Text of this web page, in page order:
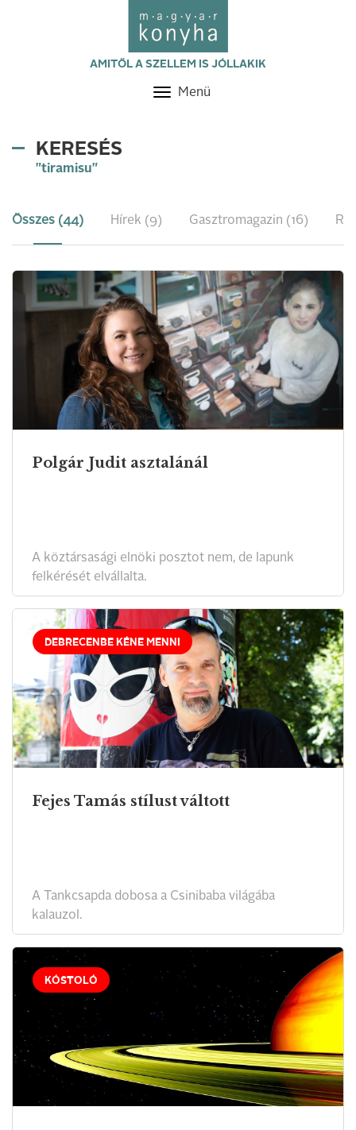
AMITŐL A SZELLEM IS JÓLLAKIK
Toggle
Menü
KERESÉS
"tiramisu"
Összes (44) Hírek (9) Gasztromagazin (16)
Polgár Judit asztalánál
A köztársasági elnöki posztot nem, de lapunk
felkérését elvállalta.
DEBRECENBE KÉNE MENNI
Fejes Tamás stílust váltott
A Tankcsapda dobosa a Csinibaba világába
kalauzol.
KÓSTOLÓ